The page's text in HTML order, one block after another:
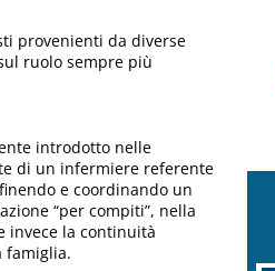
provenienti da diverse
ruolo sempre più
introdotto nelle
di un infermiere referente
e coordinando un
“per compiti”, nella
invece la continuità
famiglia.